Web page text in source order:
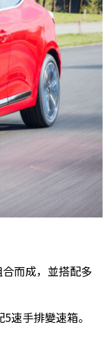
而成，並搭配多
速手排變速箱。